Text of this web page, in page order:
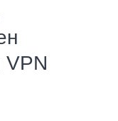
VPN